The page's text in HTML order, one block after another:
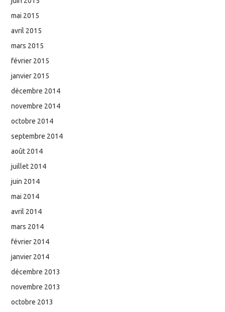
mai 2015
avril 2015
mars 2015
février 2015
janvier 2015
décembre 2014
novembre 2014
octobre 2014
septembre 2014
août 2014
juillet 2014
juin 2014
mai 2014
avril 2014
mars 2014
février 2014
janvier 2014
décembre 2013
novembre 2013
octobre 2013